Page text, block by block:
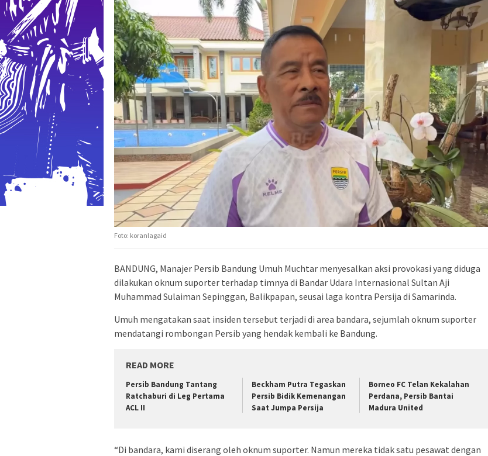
Foto: koranlagaid
BANDUNG, Manajer Persib Bandung Umuh Muchtar menyesalkan aksi provokasi yang diduga
dilakukan oknum suporter terhadap timnya di Bandar Udara Internasional Sultan Aji
Muhammad Sulaiman Sepinggan, Balikpapan, seusai laga kontra Persija di Samarinda.
Umuh mengatakan saat insiden tersebut terjadi di area bandara, sejumlah oknum suporter
mendatangi rombongan Persib yang hendak kembali ke Bandung.
READ MORE
Persib Bandung Tantang
Ratchaburi di Leg Pertama
ACL II
Beckham Putra Tegaskan
Persib Bidik Kemenangan
Saat Jumpa Persija
Borneo FC Telan Kekalahan
Perdana, Persib Bantai
Madura United
“Di bandara, kami diserang oleh oknum suporter. Namun mereka tidak satu pesawat dengan